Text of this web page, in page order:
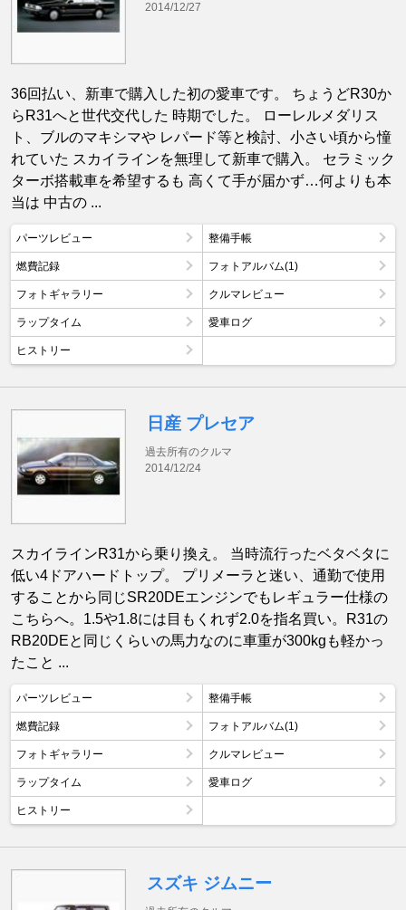
2014/12/27
36回払い、新車で購入した初の愛車です。 ちょうどR30か
らR31へと世代交代した 時期でした。 ローレルメダリス
ト、ブルのマキシマや レパード等と検討、小さい頃から憧
れていた スカイラインを無理して新車で購入。 セラミック
ターボ搭載車を希望するも 高くて手が届かず…何よりも本
当は 中古の ...
パーツレビュー 整備手帳
燃費記録 フォトアルバム(1)
フォトギャラリー クルマレビュー
ラップタイム 愛車ログ
ヒストリー
日産 プレセア
過去所有のクルマ
2014/12/24
スカイラインR31から乗り換え。 当時流行ったベタベタに
低い4ドアハードトップ。 プリメーラと迷い、通勤で使用
することから同じSR20DEエンジンでもレギュラー仕様の
こちらへ。1.5や1.8には目もくれず2.0を指名買い。R31の
RB20DEと同じくらいの馬力なのに車重が300kgも軽かっ
たこと ...
パーツレビュー 整備手帳
燃費記録 フォトアルバム(1)
フォトギャラリー クルマレビュー
ラップタイム 愛車ログ
ヒストリー
スズキ ジムニー